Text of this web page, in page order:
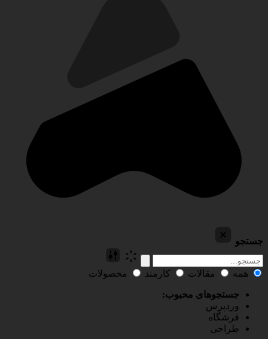
جستجو
همه مقالات کارمند محصولات
جستجوهای محبوب:
وردپرس
فرشگاه
طراحی